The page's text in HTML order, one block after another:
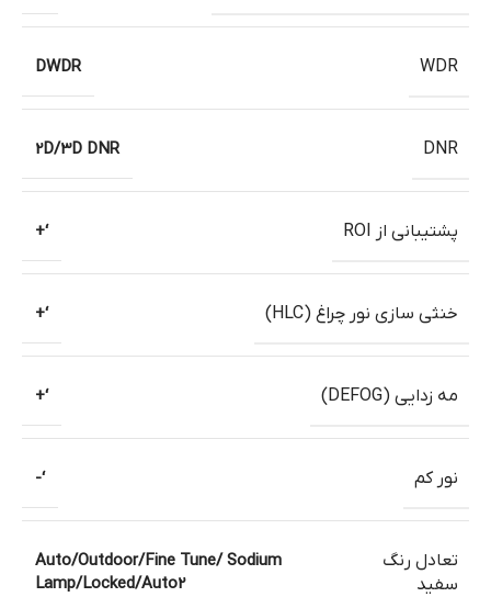
WDR
DWDR
DNR
2D/3D DNR
پشتیبانی از ROI ‘+
خنثی سازی نور چراغ (HLC) ‘+
مه زدایی (DEFOG) ‘+
نور کم ‘-
تعادل رنگ
سفید
Auto/Outdoor/Fine Tune/ Sodium
Lamp/Locked/Auto2